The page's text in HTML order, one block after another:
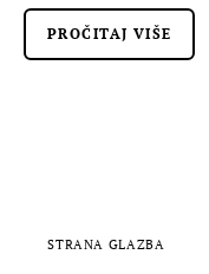
PROČITAJ VIŠE
STRANA GLAZBA